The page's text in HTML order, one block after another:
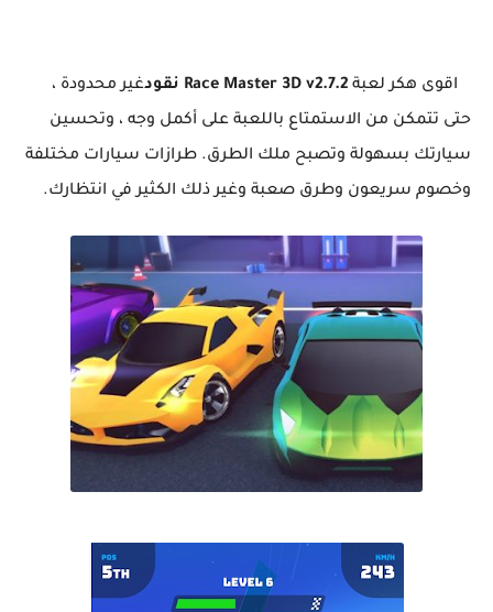
اقوى هكر لعبة Race Master 3D v2.7.2 نقود
غير محدودة ،
حتى تتمكن من الاستمتاع باللعبة على أكمل وجه ، وتحسين
سيارتك بسهولة وتصبح ملك الطرق. طرازات سيارات مختلفة
وخصوم سريعون وطرق صعبة وغير ذلك الكثير في انتظارك.